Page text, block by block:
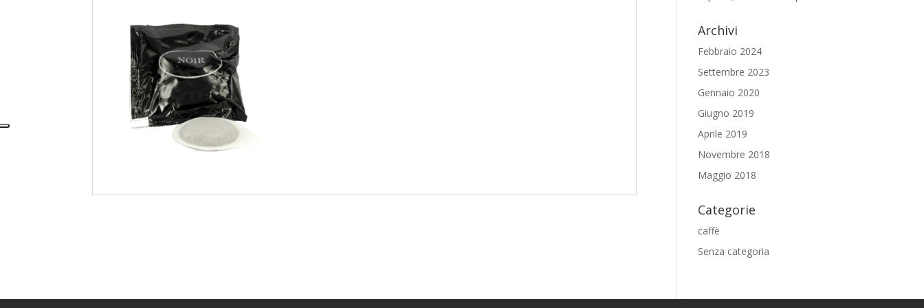
Archivi
Febbraio 2024
Settembre 2023
Gennaio 2020
Giugno 2019
Aprile 2019
Novembre 2018
Maggio 2018
Categorie
caffè
Senza categoria